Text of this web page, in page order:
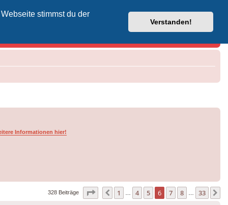
stimmst du der
Verstanden!
Vodafone-Kabel-Helpdesk
Informationen hier!
328 Beiträge Seite von 33
Vorherige
1 4 5 6 7 8 33